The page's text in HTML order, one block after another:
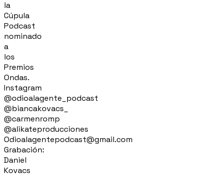
la
Cúpula
Podcast
nominado
a
los
Premios
Ondas.
Instagram
@odioalagente_podcast
@biancakovacs_
@carmenromp
@alikateproducciones
Odioalagentepodcast@gmail.com
Grabación:
Daniel
Kovacs